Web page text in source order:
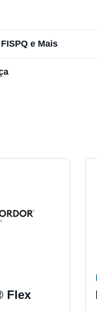
e Mais
Flex